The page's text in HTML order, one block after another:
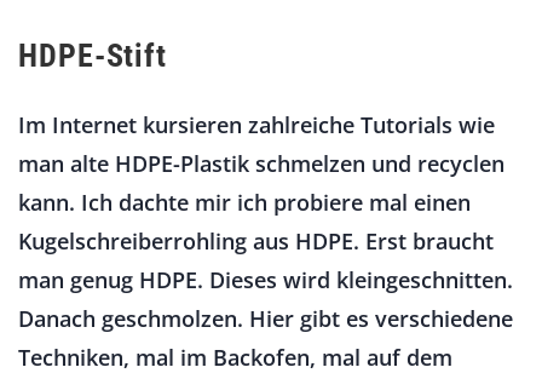
HDPE-Stift
Im Internet kursieren zahlreiche Tutorials wie
man alte HDPE-Plastik schmelzen und recyclen
kann. Ich dachte mir ich probiere mal einen
Kugelschreiberrohling aus HDPE. Erst braucht
man genug HDPE. Dieses wird kleingeschnitten.
Danach geschmolzen. Hier gibt es verschiedene
Techniken, mal im Backofen, mal auf dem